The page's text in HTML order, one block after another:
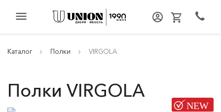
menu
Каталог Полки VIRGOLA
Полки VIRGOLA